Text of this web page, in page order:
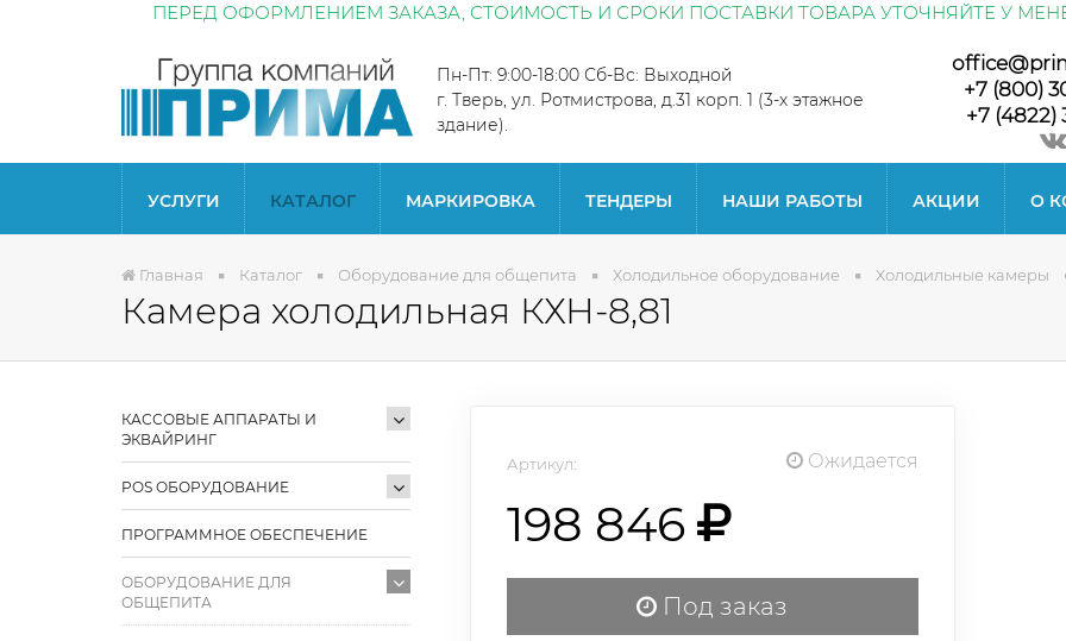
ПЕРЕД ОФОРМЛЕНИЕМ ЗАКАЗА, СТОИМОСТЬ И СРОКИ ПОСТАВКИ ТОВАРА УТОЧНЯЙТЕ У
Пн-Пт: 9:00-18:00 Сб-Вс: Выходной
г. Тверь, ул. Ротмистрова, д.31 корп. 1 (3-х этажное
здание).
+7 (800)
+7 (4822)
УСЛУГИ КАТАЛОГ МАРКИРОВКА ТЕНДЕРЫ НАШИ РАБОТЫ АКЦИИ О
Главная Каталог Оборудование для общепита Холодильное оборудование Холодильные камеры
Камера холодильная КХН-8,81
КАССОВЫЕ АППАРАТЫ И
ЭКВАЙРИНГ
POS ОБОРУДОВАНИЕ
ПРОГРАММНОЕ ОБЕСПЕЧЕНИЕ
ОБОРУДОВАНИЕ ДЛЯ
ОБЩЕПИТА
Артикул: Ожидается
198 846
Под заказ